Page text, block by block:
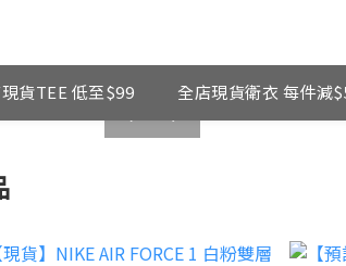
貨TEE 低至$99 全店現貨衛衣 每件減
prev next